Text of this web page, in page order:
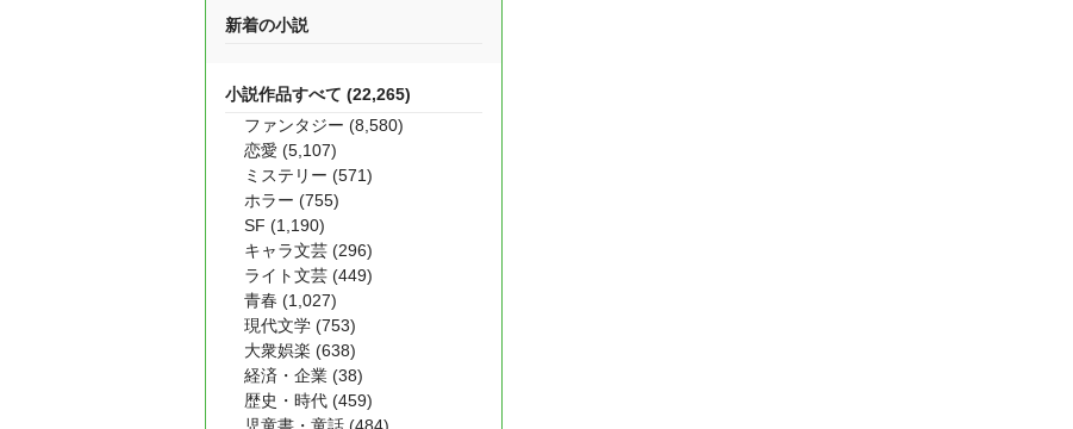
新着の小説
小説作品すべて (22,265)
ファンタジー (8,580)
恋愛 (5,107)
ミステリー (571)
ホラー (755)
SF (1,190)
キャラ文芸 (296)
ライト文芸 (449)
青春 (1,027)
現代文学 (753)
大衆娯楽 (638)
経済・企業 (38)
歴史・時代 (459)